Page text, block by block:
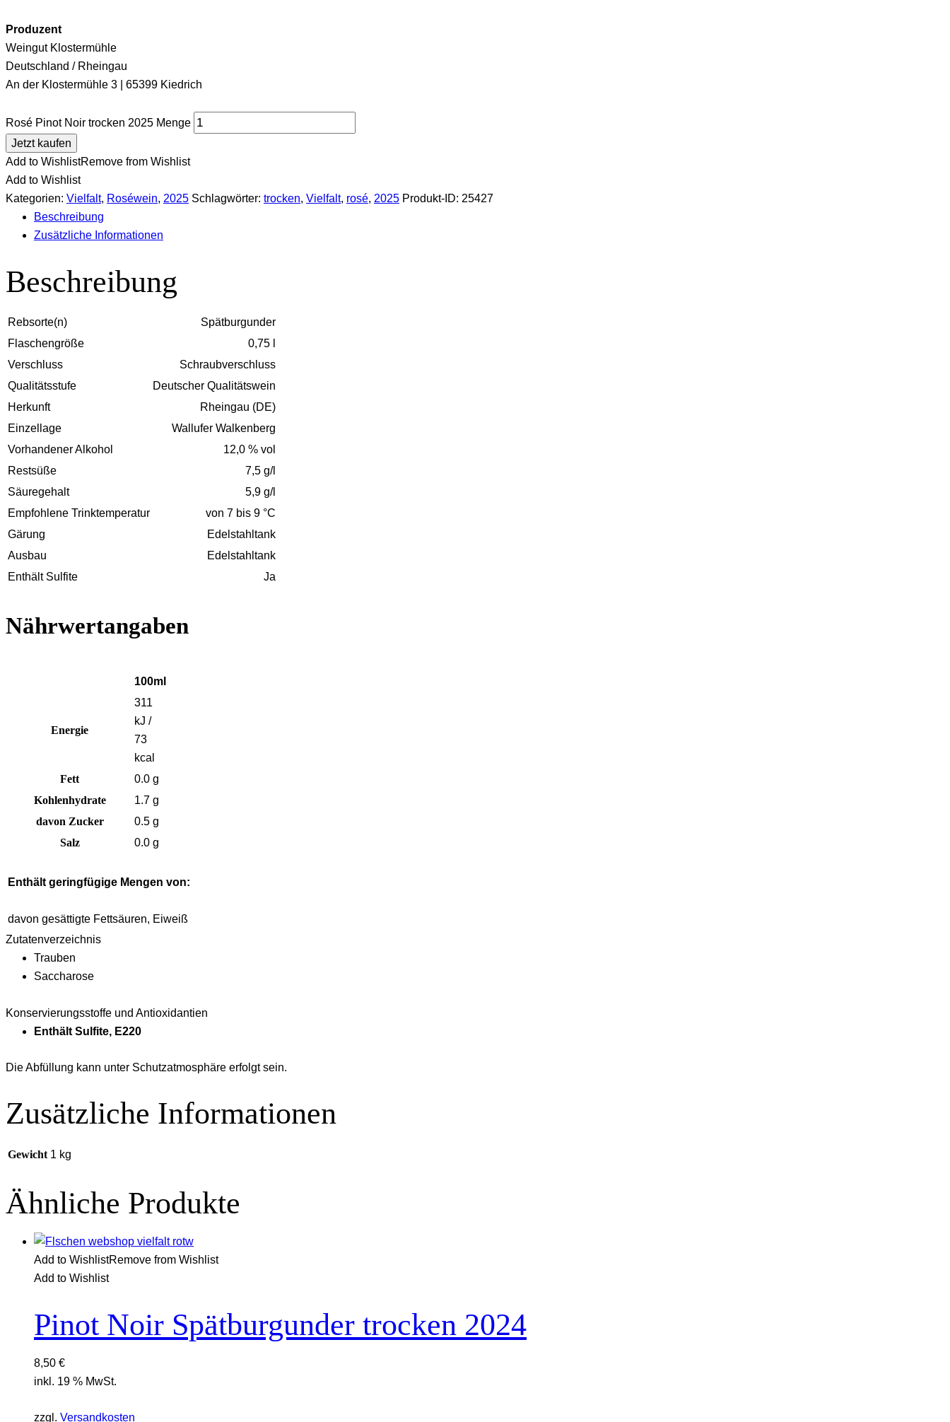
Produzent
Weingut Klostermühle
Deutschland / Rheingau
An der Klostermühle 3 | 65399 Kiedrich
Rosé Pinot Noir trocken 2025 Menge
Jetzt kaufen
Add to WishlistRemove from Wishlist
Add to Wishlist
Kategorien: Vielfalt, Roséwein, 2025 Schlagwörter: trocken, Vielfalt, rosé, 2025 Produkt-ID: 25427
Beschreibung
Zusätzliche Informationen
Beschreibung
Rebsorte(n)
Spätburgunder
Flaschengröße
0,75 l
Verschluss
Schraubverschluss
Qualitätsstufe
Deutscher Qualitätswein
Herkunft
Rheingau (DE)
Einzellage
Wallufer Walkenberg
Vorhandener Alkohol
12,0 % vol
Restsüße
7,5 g/l
Säuregehalt
5,9 g/l
Empfohlene Trinktemperatur
von 7 bis 9 °C
Gärung
Edelstahltank
Ausbau
Edelstahltank
Enthält Sulfite
Ja
Nährwertangaben
100ml
Energie
311
kJ /
73
kcal
Fett
0.0 g
Kohlenhydrate
1.7 g
davon Zucker
0.5 g
Salz
0.0 g
Enthält geringfügige Mengen von:
davon gesättigte Fettsäuren, Eiweiß
Zutatenverzeichnis
Trauben
Saccharose
Konservierungsstoffe und Antioxidantien
Enthält Sulfite, E220
Die Abfüllung kann unter Schutzatmosphäre erfolgt sein.
Zusätzliche Informationen
Gewicht 1 kg
Ähnliche Produkte
Add to WishlistRemove from Wishlist
Add to Wishlist
Pinot Noir Spätburgunder trocken 2024
8,50 €
inkl. 19 % MwSt.
zzgl. Versandkosten